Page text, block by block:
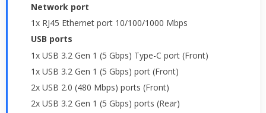
Network port
1x RJ45 Ethernet port 10/100/1000 Mbps
USB ports
1x USB 3.2 Gen 1 (5 Gbps) Type-C port (Front)
1x USB 3.2 Gen 1 (5 Gbps) port (Front)
2x USB 2.0 (480 Mbps) ports (Front)
2x USB 3.2 Gen 1 (5 Gbps) ports (Rear)